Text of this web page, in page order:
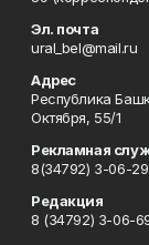
Эл. почта
ural_bel@mail.ru
Адрес
Республика
Октября, 55/1
Рекламная
8(34792) 3-06-29
Редакция
8 (34792) 3-06-